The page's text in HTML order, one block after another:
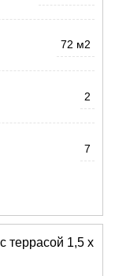
72 м2
2
7